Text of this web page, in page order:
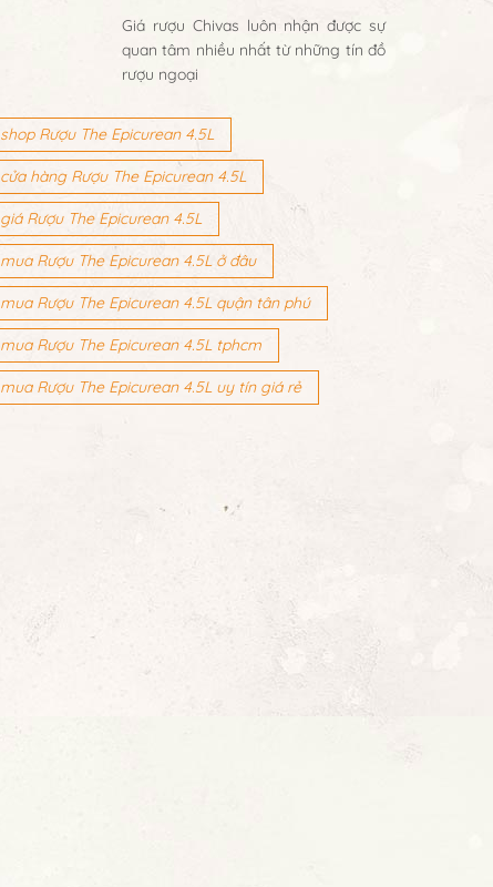
Giá rượu Chivas luôn nhận được sự
quan tâm nhiều nhất từ những tín đồ
rượu ngoại
shop Rượu The Epicurean 4.5L
cửa hàng Rượu The Epicurean 4.5L
giá Rượu The Epicurean 4.5L
mua Rượu The Epicurean 4.5L ở đâu
mua Rượu The Epicurean 4.5L quận tân phú
mua Rượu The Epicurean 4.5L tphcm
mua Rượu The Epicurean 4.5L uy tín giá rẻ